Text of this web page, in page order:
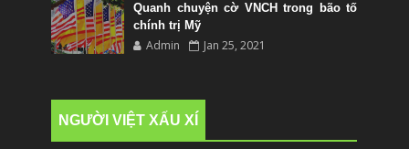
Quanh chuyện cờ VNCH trong bão tố
chính trị Mỹ
Admin Jan 25, 2021
NGƯỜI VIỆT XẤU XÍ